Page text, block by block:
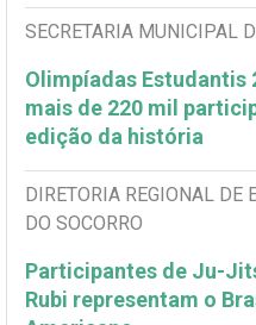
SECRETARIA MUNICIPAL
Olimpíadas Estudantis
mais de 220 mil
edição da história
DIRETORIA REGIONAL DE
DO SOCORRO
Participantes de Ju-
Rubi representam o